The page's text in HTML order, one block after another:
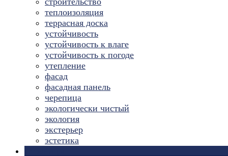
теплоизоляция
террасная доска
устойчивость
устойчивость к влаге
устойчивость к погоде
утепление
фасад
фасадная панель
черепица
экологически чистый
экология
экстерьер
эстетика